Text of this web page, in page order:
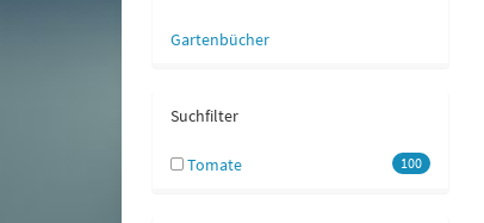
Fleischtomate Buffalo Steak F1
Gartenbücher
Suchfilter
100
Tomate